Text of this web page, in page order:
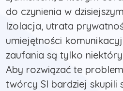
do czynienia w
Izolacja, utrata
umiejętności
zaufania są tylko
Aby rozwiązać te
twórcy SI bardziej skupili